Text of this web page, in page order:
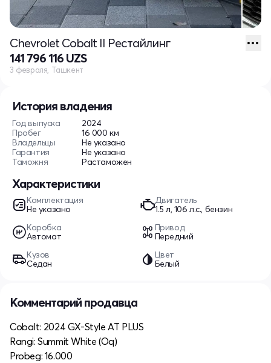
История владения
Год выпуска
2024
Пробег
16 000 км
Владельцы
Не указано
Гарантия
Не указано
Таможня
Растаможен
Характеристики
Комплектация
Не указано
Двигатель
1.5 л, 106 л.с., бензин
Коробка
Автомат
Привод
Передний
Кузов
Седан
Цвет
Белый
Chevrolet Cobalt II Рестайлинг
141 796 116 UZS
3 февраля, Ташкент
Комментарий продавца
Cobalt: 2024 GX-Style AT PLUS
Rangi: Summit White (Oq)
Probeg: 16.000